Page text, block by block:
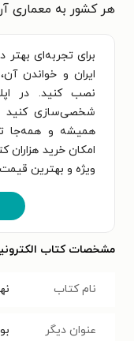
هر کشور به معماری
برای تجربه‌ای بهتر
ایران و خواندن
نصب کنید. در
شخصی‌سازی کنید
همیشه و همه‌جا
امکان خرید
ویژه و بهترین
مشخصات کتاب
نام کتاب
عنوان دیگر